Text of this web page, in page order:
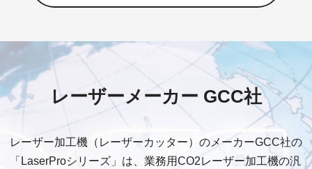
レーザーメーカー GCC社
レーザー加工機（レーザーカッター）のメーカーGCC社の
「LaserProシリーズ」は、業務用CO2レーザー加工機の汎